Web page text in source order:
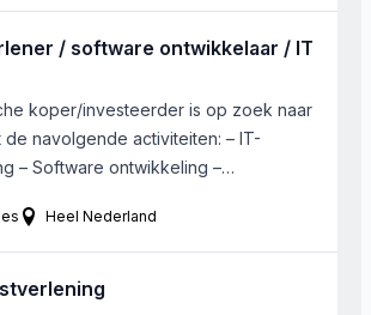
waar dergelijke vraagstukken
zullen gaan ontwikkelen.
is geen vereiste. Er is […]
/ software ontwikkelaar / IT
koper/investeerder is op zoek naar
navolgende activiteiten: – IT-
– Software ontwikkeling –
en netwerk beveiliging)
activiteiten zijn ook bespreekbaar.
is gevestigd in Nederland, met
Heel Nederland